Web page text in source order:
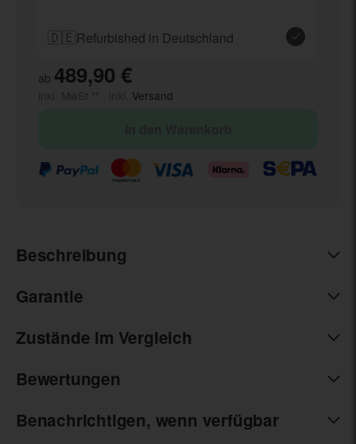
🇩🇪Refurbished in Deutschland
ab 489,90 €
Versand
Beschreibung
Garantie
Zustände im Vergleich
Bewertungen
Benachrichtigen, wenn verfügbar